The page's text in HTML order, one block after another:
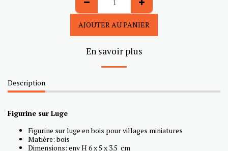
AJOUTER AU PANIER
En savoir plus
Description
Figurine sur Luge
Figurine sur luge en bois pour villages miniatures
Matière: bois
Dimensions: env H 6 x 5 x 3.5 cm